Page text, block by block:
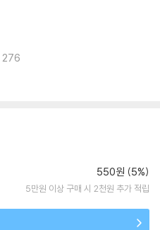
276
550원 (5%)
5만원 이상 구매 시 2천원 추가 적립